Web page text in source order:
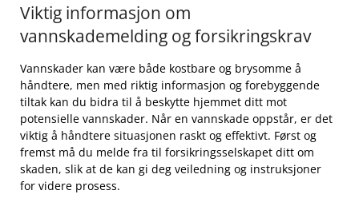
Viktig informasjon⁤ om
vannskademelding ⁣og forsikringskrav
Vannskader kan være både kostbare og⁤ brysomme å
⁢håndtere, men‍ med riktig ‍informasjon og forebyggende
tiltak kan du bidra til å beskytte hjemmet ditt mot‌
potensielle vannskader.‌ Når en⁤ vannskade oppstår, er det
viktig å håndtere situasjonen raskt og​ effektivt.‌ Først og
fremst må du⁢ melde ‌fra til forsikringsselskapet ditt om
skaden, slik at de kan ‌gi⁤ deg veiledning og instruksjoner
for videre prosess.